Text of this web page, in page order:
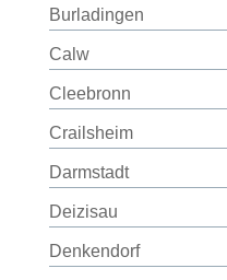
Burladingen
Calw
Cleebronn
Crailsheim
Darmstadt
Deizisau
Denkendorf